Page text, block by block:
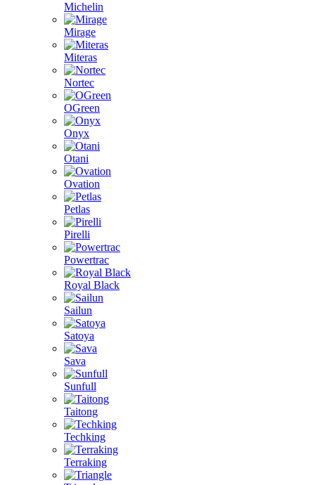
Michelin
Mirage
Miteras
Nortec
OGreen
Onyx
Otani
Ovation
Petlas
Pirelli
Powertrac
Royal Black
Sailun
Satoya
Sava
Sunfull
Taitong
Techking
Terraking